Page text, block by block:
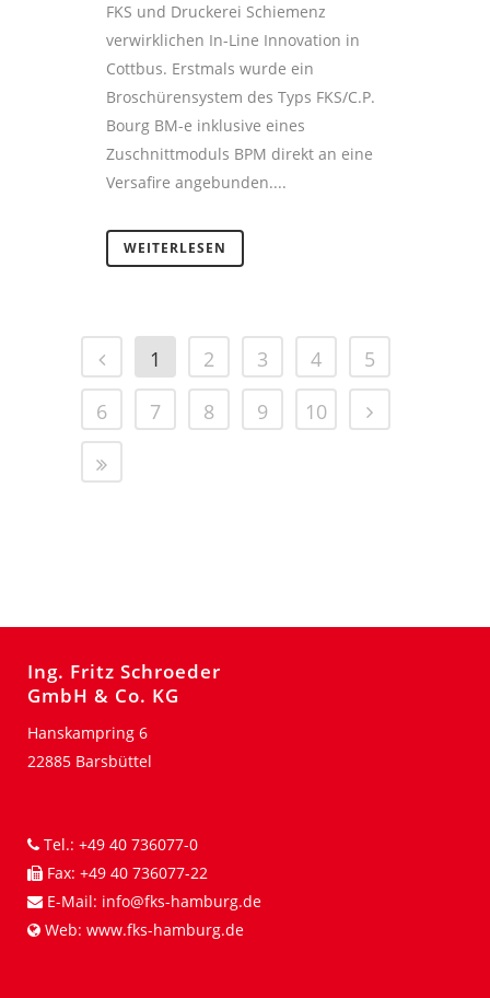
FKS und Druckerei Schiemenz
verwirklichen In-Line Innovation in
Cottbus. Erstmals wurde ein
Broschürensystem des Typs FKS/C.P.
Bourg BM-e inklusive eines
Zuschnittmoduls BPM direkt an eine
Versafire angebunden....
WEITERLESEN
1 2 3 4
5
6
7 8 9 10
Ing. Fritz Schroeder
GmbH & Co. KG
Hanskampring 6
22885 Barsbüttel
Tel.: +49 40 736077-0
Fax: +49 40 736077-22
E-Mail: info@fks-hamburg.de
Web: www.fks-hamburg.de